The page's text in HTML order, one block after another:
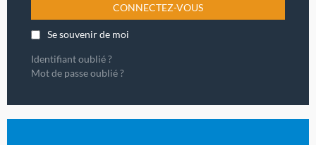
CONNECTEZ-VOUS
Se souvenir de moi
Identifiant oublié ?
Mot de passe oublié ?